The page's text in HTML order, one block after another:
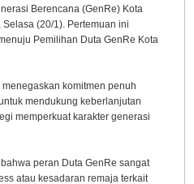
Berencana (GenRe) Kota
(20/1). Pertemuan ini
Pemilihan Duta GenRe Kota
komitmen penuh
mendukung keberlanjutan
memperkuat karakter generasi
peran Duta GenRe sangat
atau kesadaran remaja terkait